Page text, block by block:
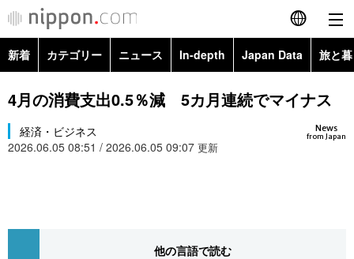
English
简体字
カテゴリー
新着 カテゴリー ニュース In-depth Japan Data 旅と
政治・外交
経済・ビジネス
Topics
Images
4月の消費支出0.5％減 5カ月連続でマイナス
News
from Japan
経済・ビジネス
2026.06.05 08:51 / 2026.06.05 09:07 更新
他の言語で読む